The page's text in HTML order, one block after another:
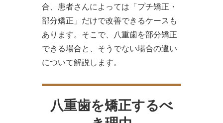
合、患者さんによっては「プチ矯正・
部分矯正」だけで改善できるケースも
あります。そこで、八重歯を部分矯正
できる場合と、そうでない場合の違い
について解説します。
八重歯を矯正するべ